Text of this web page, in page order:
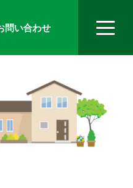
問い合わせ